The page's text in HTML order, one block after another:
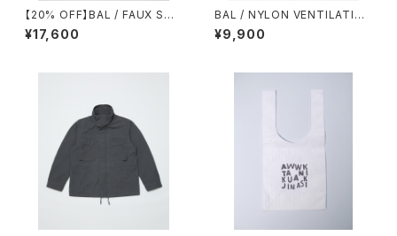
【20% OFF】BAL / FAUX STI
TCH CARPENTER PANT
¥17,600
BAL / NYLON VENTILATIO
N BUCKET HAT
¥9,900